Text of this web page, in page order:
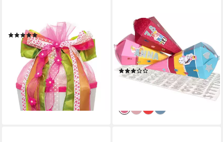
Schultüte Schultütenschleifen
(2)
ab 16,95 €
lieferbar - in 3-4 Werktagen bei dir
PAPIERDRACHEN
Schultüte 3 Schultüten - auch
als Geschwistertüten -
verschiedene Designs,
Schulanfang
(2)
9,90 €
(3,30 €/ 1 Stk)
lieferbar - in 4-5 Werktagen bei dir